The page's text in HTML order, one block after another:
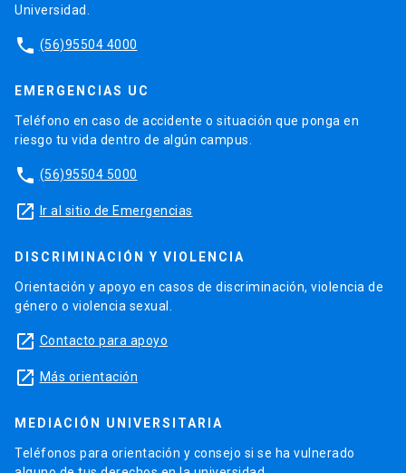
Universidad.
phone (56)95504 4000
EMERGENCIAS UC
Teléfono en caso de accidente o situación que ponga en
riesgo tu vida dentro de algún campus.
phone (56)95504 5000
launch Ir al sitio de Emergencias
DISCRIMINACIÓN Y VIOLENCIA
Orientación y apoyo en casos de discriminación, violencia de
género o violencia sexual.
launch Contacto para apoyo
launch Más orientación
MEDIACIÓN UNIVERSITARIA
Teléfonos para orientación y consejo si se ha vulnerado